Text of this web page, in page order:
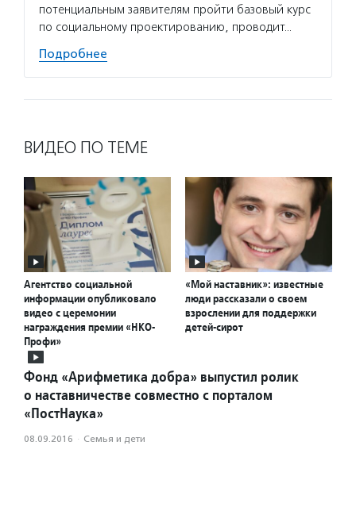
потенциальным заявителям пройти базовый курс
по социальному проектированию, проводит…
Подробнее
ВИДЕО ПО ТЕМЕ
Агентство социальной
информации опубликовало
видео с церемонии
награждения премии «НКО-
Профи»
«Мой наставник»: известные
люди рассказали о своем
взрослении для поддержки
детей-сирот
Фонд «Арифметика добра» выпустил ролик
о наставничестве совместно с порталом
«ПостНаука»
08.09.2016 · Семья и дети